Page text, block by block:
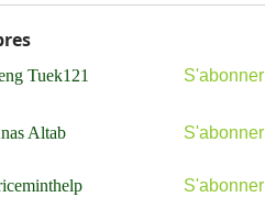
Tuek121 S'abonner
Altab S'abonner
S'abonner